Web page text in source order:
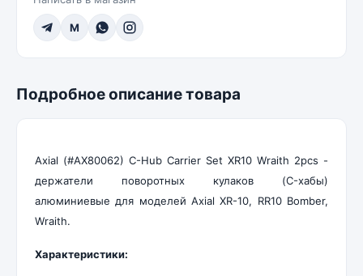
M
Подробное описание товара
Axial (#AX80062) C-Hub Carrier Set XR10 Wraith 2pcs -
держатели поворотных кулаков (C-хабы)
алюминиевые для моделей Axial XR-10, RR10 Bomber,
Wraith.
Характеристики: